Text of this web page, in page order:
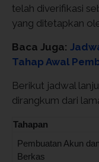
telah diverifikasi
yang ditetapkan
Baca Juga:
Tahap Awal
Berikut jadwal
dirangkum dari
Tahapan
Pembuatan Akun
Berkas